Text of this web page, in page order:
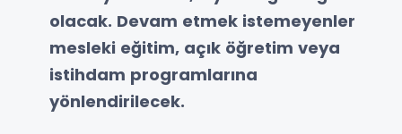
olacak. Devam etmek istemeyenler
mesleki eğitim, açık öğretim veya
istihdam programlarına
yönlendirilecek.